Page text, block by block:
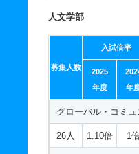
人文学部
募集人数
入試倍率
2025
年度
年
グローバル・コミ
26人 1.10倍 1